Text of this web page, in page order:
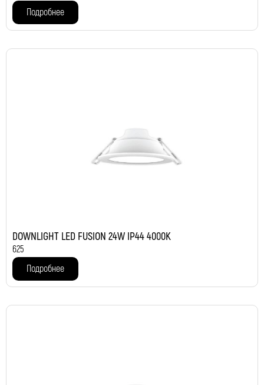
Подробнее
DOWNLIGHT LED FUSION 24W IP44 4000K
625
Подробнее